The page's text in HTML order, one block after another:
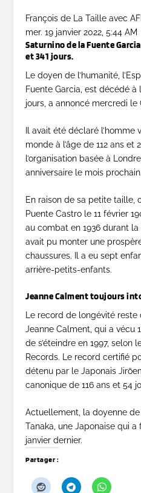
François de La Taille avec
mer. 19 janvier 2022, 5:44 AM
Saturnino de la Fuente
et 341 jours.
Le doyen de l’humanité,
Fuente Garcia, est décédé à
jours, a annoncé mercredi le
Il avait été déclaré
monde à l’âge de 112 ans et
l’organisation basée à
anniversaire le mois prochain.
En raison de sa petite taille,
Puente Castro le 11 février
au combat en 1936 durant
avait pu monter une
chaussures. Il a eu sept
arrière-petits-enfants.
Jeanne Calment toujours
Le record de longévité
Jeanne Calment, qui a vécu
de s’éteindre en 1997, selon
Records. Le record certifié
détenu par le Japonais
canonique de 116 ans et 54
Actuellement, la doyenne de
Tanaka, une Japonaise qui a
janvier dernier.
Partager :